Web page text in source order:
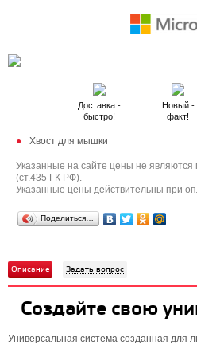
Доставка -
быстро!
Новый -
факт!
Хвост для мышки
Указанные на сайте цены не являются
(ст.435 ГК РФ).
Указанные цены действительны при
Поделиться…
Описание Задать вопрос
Создайте свою
Универсальная система созданная для